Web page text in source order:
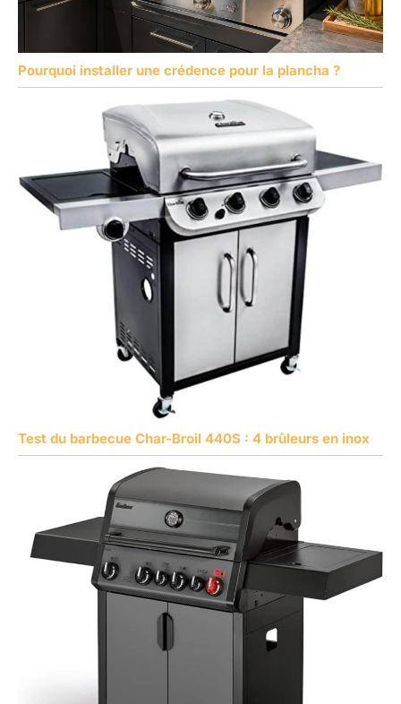
Pourquoi installer une crédence pour la plancha ?
Test du barbecue Char-Broil 440S : 4 brûleurs en inox